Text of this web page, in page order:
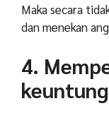
Maka secara
dan menekan
4.